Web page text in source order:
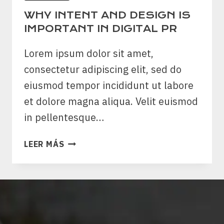
WHY INTENT AND DESIGN IS
IMPORTANT IN DIGITAL PR
Lorem ipsum dolor sit amet,
consectetur adipiscing elit, sed do
eiusmod tempor incididunt ut labore
et dolore magna aliqua. Velit euismod
in pellentesque…
LEER MÁS WHY
AND
DESIGN